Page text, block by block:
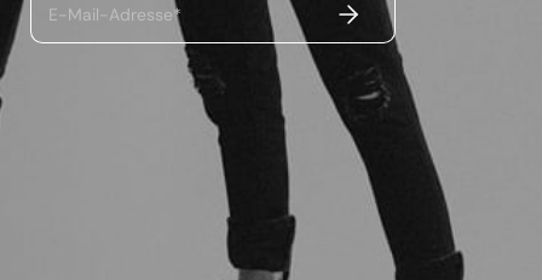
E-Mail-Adresse* ABSENDEN